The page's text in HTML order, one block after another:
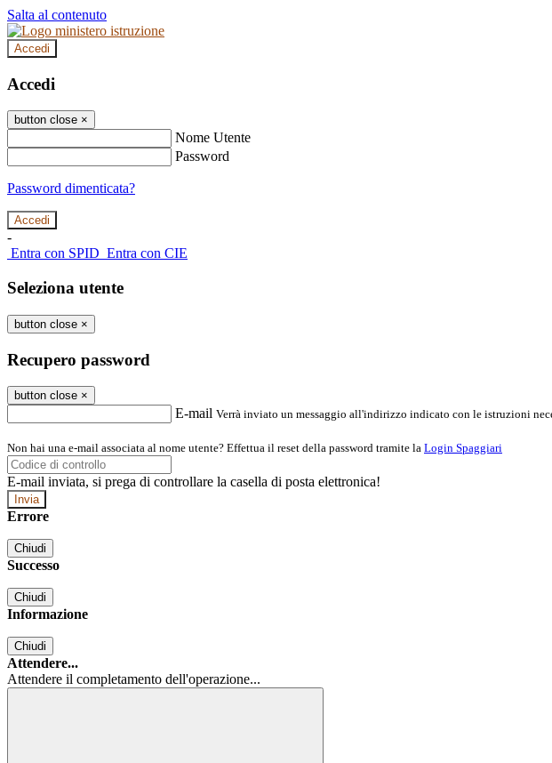
Salta al contenuto
Accedi
Accedi
button close ×
Nome Utente
Password
Password dimenticata?
-
Entra con SPID Entra con CIE
Seleziona utente
button close ×
Recupero password
button close ×
E-mail Verrà inviato un messaggio all'indirizzo indicato con le istruzioni
Non hai una e-mail associata al nome utente? Effettua il reset della password tramite la Login Spaggiari
E-mail inviata, si prega di controllare la casella di posta elettronica!
Errore
Chiudi
Successo
Chiudi
Informazione
Chiudi
Attendere...
Attendere il completamento dell'operazione...